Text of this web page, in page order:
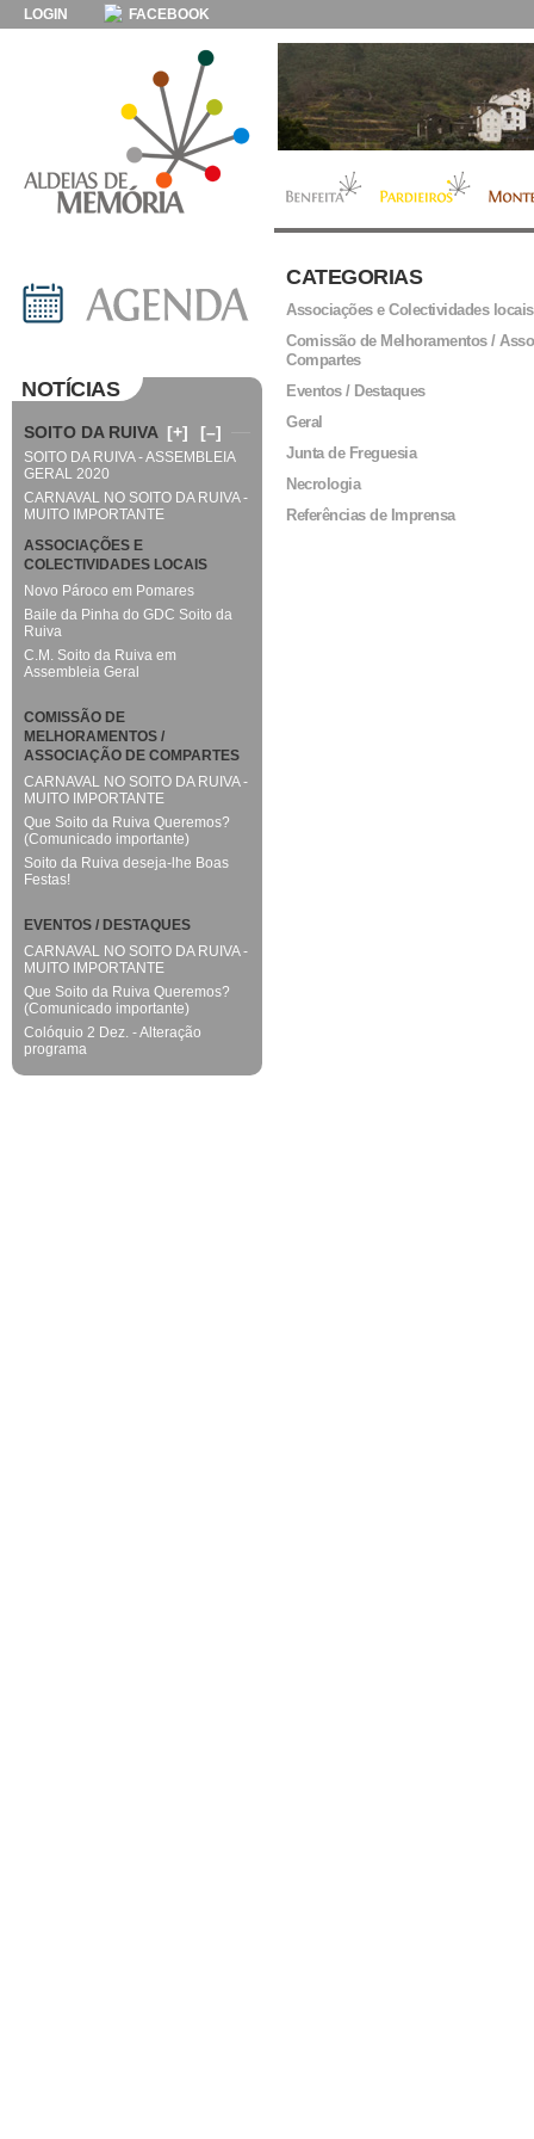
LOGIN FACEBOOK
CATEGORIAS
Associações e Colectividades locais
Comissão de Melhoramentos /
Compartes
Eventos / Destaques
Geral
Junta de Freguesia
Necrologia
Referências de Imprensa
NOTÍCIAS
SOITO DA RUIVA [+] [–]
SOITO DA RUIVA - ASSEMBLEIA
GERAL 2020
CARNAVAL NO SOITO DA RUIVA -
MUITO IMPORTANTE
ASSOCIAÇÕES E
COLECTIVIDADES LOCAIS
Novo Pároco em Pomares
Baile da Pinha do GDC Soito da
Ruiva
C.M. Soito da Ruiva em
Assembleia Geral
COMISSÃO DE
MELHORAMENTOS /
ASSOCIAÇÃO DE COMPARTES
CARNAVAL NO SOITO DA RUIVA -
MUITO IMPORTANTE
Que Soito da Ruiva Queremos?
(Comunicado importante)
Soito da Ruiva deseja-lhe Boas
Festas!
EVENTOS / DESTAQUES
CARNAVAL NO SOITO DA RUIVA -
MUITO IMPORTANTE
Que Soito da Ruiva Queremos?
(Comunicado importante)
Colóquio 2 Dez. - Alteração
programa